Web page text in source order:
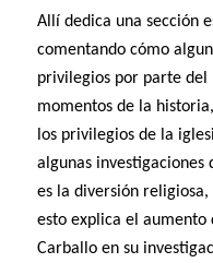
Allí dedica una sección
comentando cómo
privilegios por parte
momentos de la
los privilegios de la
algunas investigaciones
es la diversión
esto explica el
Carballo en su